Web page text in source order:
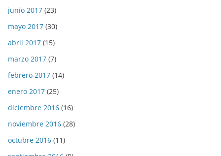
junio 2017 (23)
mayo 2017 (30)
abril 2017 (15)
marzo 2017 (7)
febrero 2017 (14)
enero 2017 (25)
diciembre 2016 (16)
noviembre 2016 (28)
octubre 2016 (11)